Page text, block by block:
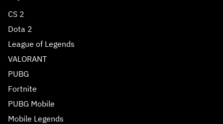
CS 2
Dota 2
League of Legends
VALORANT
PUBG
Fortnite
PUBG Mobile
Mobile Legends